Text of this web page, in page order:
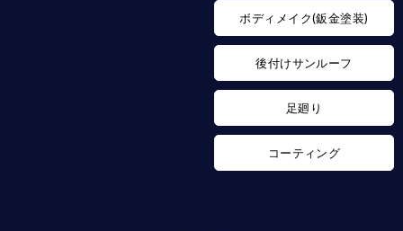
ボディメイク(鈑金塗装)
後付けサンルーフ
足廻り
コーティング